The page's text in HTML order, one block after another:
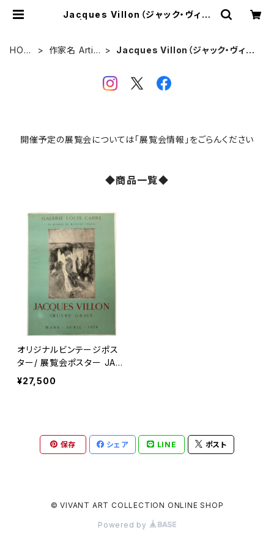
Jacques Villon（ジャック・ヴィヨ
HOM
作家名 Artist
Jacques Villon（ジャック・ヴィヨ
開催予定の展覧会については「展覧会情報」をごらんください
◆商品一覧◆
オリジナルビンテージポス
ター/ 展覧会ポスター JAC
QUES VILLON : OEUVRE
GRAVE
¥27,500
保存 シェア LINE ポスト
© VIVANT ART COLLECTION ONLINE SHOP
Powered by